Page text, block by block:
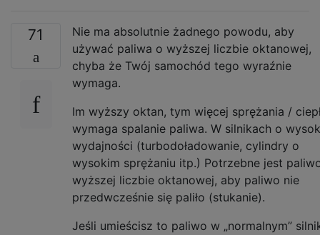
71
Nie ma absolutnie żadnego powodu, aby
używać paliwa o wyższej liczbie oktanowej,
chyba że Twój samochód tego wyraźnie
wymaga.
Im wyższy oktan, tym więcej sprężania /
wymaga spalanie paliwa. W silnikach o
wydajności (turbodoładowanie, cylindry o
wysokim sprężaniu itp.) Potrzebne jest
wyższej liczbie oktanowej, aby paliwo nie
przedwcześnie się paliło (stukanie).
Jeśli umieścisz to paliwo w „normalnym”